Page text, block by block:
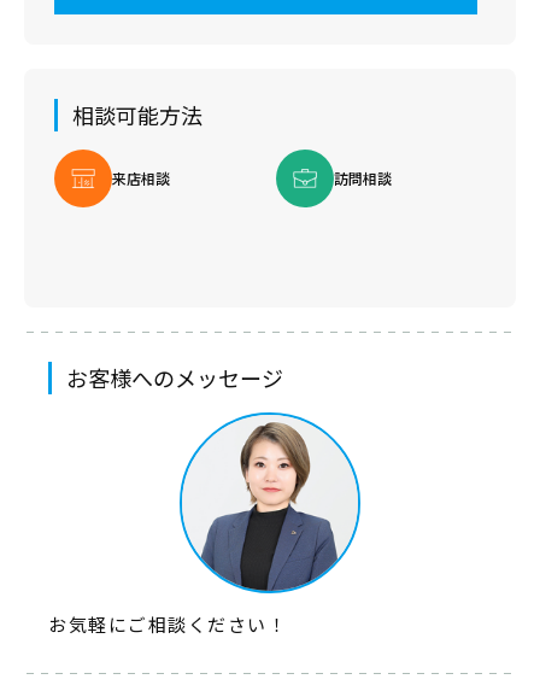
相談可能方法
来店相談 訪問相談
お客様へのメッセージ
お気軽にご相談ください！